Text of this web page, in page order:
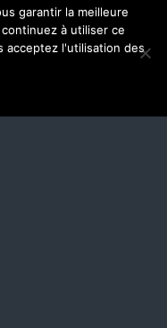
garantir la meilleure
à utiliser ce
acceptez l'utilisation des